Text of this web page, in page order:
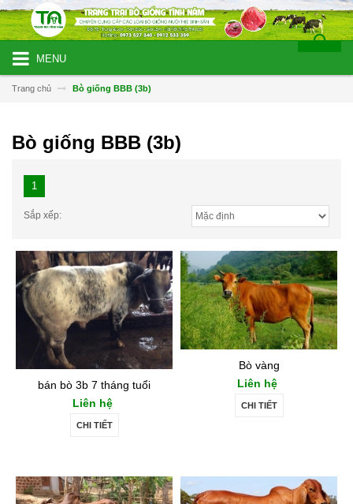
MENU
Trang chủ Bò giống BBB (3b)
Bò giống BBB (3b)
Sắp xếp:
1
bán bò 3b 7 tháng tuổi
Liên hệ
CHI TIẾT
Bò vàng
Liên hệ
CHI TIẾT